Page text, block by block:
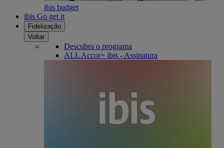
ibis budget
ibis Go get it
Fidelização
Voltar
Descubra o programa
ALL Accor+ ibis - Assinatura